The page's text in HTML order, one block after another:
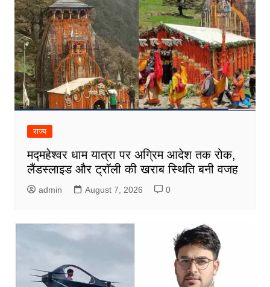
राज्य
मद्महेश्वर धाम यात्रा पर अग्रिम आदेश तक रोक,
लैंडस्लाइड और ट्रॉली की खराब स्थिति बनी वजह
admin August 7, 2026 0